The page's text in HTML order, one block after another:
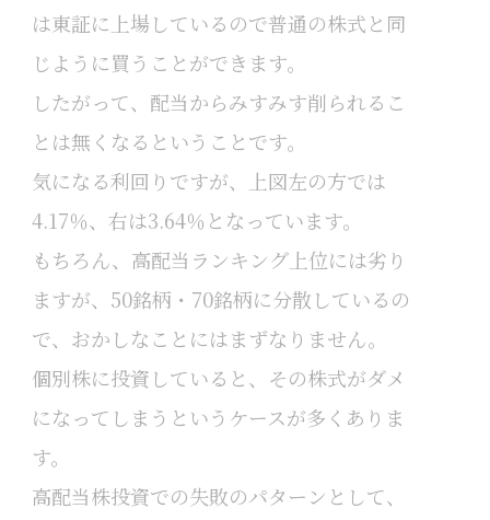
は東証に上場しているので普通の株式と同
じように買うことができます。
したがって、配当からみすみす削られるこ
とは無くなるということです。
気になる利回りですが、上図左の方では
4.17％、右は3.64％となっています。
もちろん、高配当ランキング上位には劣り
ますが、50銘柄・70銘柄に分散しているの
で、おかしなことにはまずなりません。
個別株に投資していると、その株式がダメ
になってしまうというケースが多くありま
す。
高配当株投資での失敗のパターンとして、